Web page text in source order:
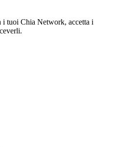
i tuoi Chia Network, accetta i